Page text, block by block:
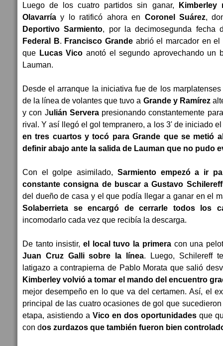
Luego de los cuatro partidos sin ganar, Kimberley
Olavarríay lo ratificó ahora en Coronel Suárez,
Deportivo Sarmiento, por la decimosegunda
Federal B. Francisco Grande abrió el marcador en
que Lucas Vico anotó el segundo aprovechando un
Lauman.
Desde el arranque la iniciativa fue de los
de la línea de volantes que tuvo a Grande y Ramírez
y con Julián Serverapresionando constantemente
rival. Y así llegó el gol tempranero, a los 3' de iniciado
en tres cuartos y tocó para Grande que se metió
definir abajo ante la salida de Lauman que no pudo
Con el golpe asimilado, Sarmiento empezó a ir
constante consigna de buscar a Gustavo
del dueño de casa y el que podía llegar a ganar en el
Solaberrieta se encargó de cerrarle todos los
incomodarlo cada vez que recibía la descarga.
De tanto insistir,el local tuvo la primeracon una
Juan Cruz Galli sobre la línea. Luego, Schilereff
latigazo a contrapierna de Pablo Morata que salió
Kimberley volvió a tomar el mando del encuentro
mejor desempeño en lo que va del certamen. Así, el
principal de las cuatro ocasiones de gol que
etapa, asistiendo a Vico en dos oportunidades que
con dos zurdazos que también fueron bien